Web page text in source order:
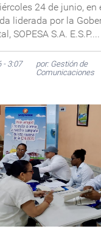
24 de junio, en
liderada por la
SOPESA S.A. E.S.P....
- 3:07
por: Gestión de
Comunicaciones